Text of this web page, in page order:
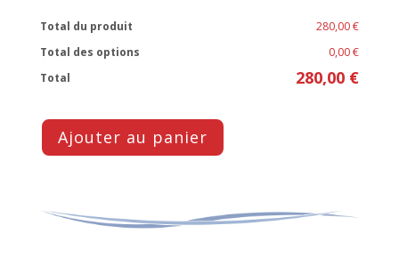
Total du produit
280,00 €
Total des options
0,00 €
Total
280,00 €
Ajouter au panier